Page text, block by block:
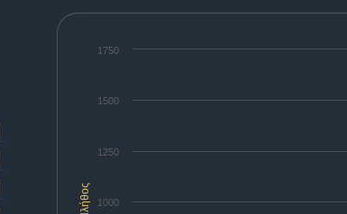
Πλήθος 1000
1250
1500
1750